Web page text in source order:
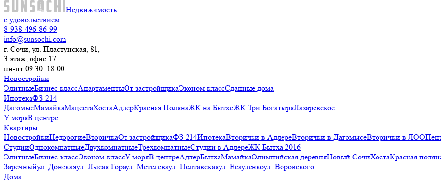
Недвижимость –
с удовольствием
8-938-496-86-99
info@sunsochi.com
г. Сочи, ул. Пластунская, 81,
3 этаж, офис 17
пн-пт 09:30–18:00
Новостройки
ЭлитныеБизнес классАпартаментыОт застройщикаЭконом классСданные дома
ИпотекаФЗ-214
ДагомысМамайкаМацестаХостаАдлерКрасная ПолянаЖК на БытхеЖК Три БогатыряЛазаревское
У моряВ центре
Квартиры
НовостройкиНедорогиеВторичкаОт застройщикаФЗ-214ИпотекаВторички в АдлереВторички в ДагомысеВторички в ЛОО
СтудииОднокомнатныеДвухкомнатныеТрехкомнатныеСтудии в АдлереЖК Бытха 2016
ЭлитныеБизнес-классЭконом-классУ моряВ центреАдлерБытхаМамайкаОлимпийская деревняНовый СочиХостаКрасная
Заречныйул. Донскаяул. Лысая Гораул. Метелеваул. Полтавскаяул. Есауленкоул. Воровского
Дома